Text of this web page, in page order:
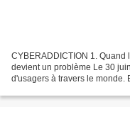
CYBERADDICTION 1.
devient un problème Le 30
d'usagers à travers le monde.